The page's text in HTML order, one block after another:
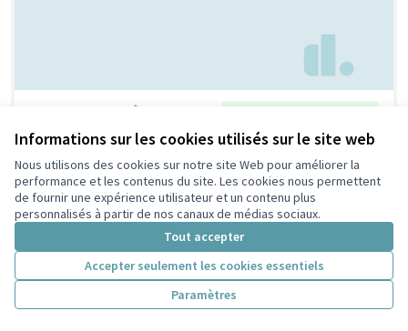
Informations sur les cookies utilisés sur le site web
Nous utilisons des cookies sur notre site Web pour améliorer la
performance et les contenus du site. Les cookies nous permettent
de fournir une expérience utilisateur et un contenu plus
personnalisés à partir de nos canaux de médias sociaux.
Tout accepter
Accepter seulement les cookies essentiels
Paramètres
Un repair café !
Bertrand
6 9